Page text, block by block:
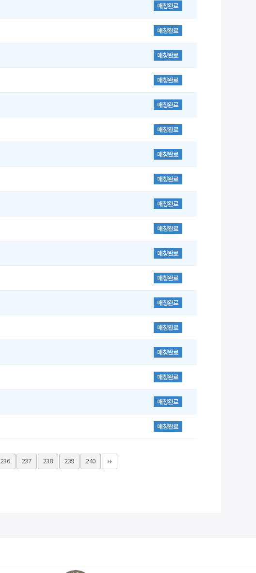
매칭완료
매칭완료
매칭완료
매칭완료
매칭완료
매칭완료
매칭완료
매칭완료
매칭완료
매칭완료
매칭완료
매칭완료
매칭완료
매칭완료
매칭완료
매칭완료
매칭완료
매칭완료
236 237 238 239 240